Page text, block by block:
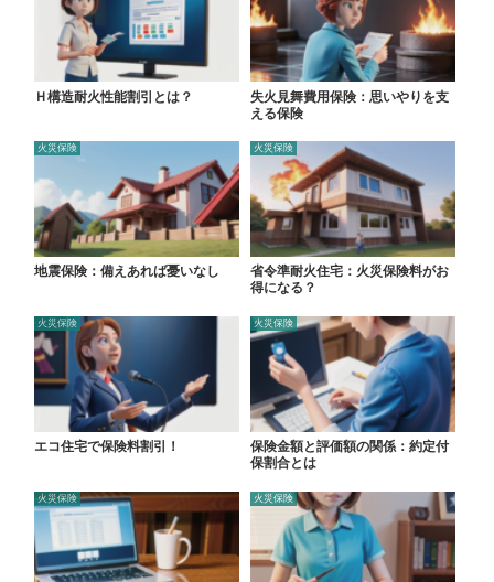
Ｈ構造耐火性能割引とは？
失火見舞費用保険：思いやりを支
える保険
火災保険
地震保険：備えあれば憂いなし
火災保険
省令準耐火住宅：火災保険料がお
得になる？
火災保険
エコ住宅で保険料割引！
火災保険
保険金額と評価額の関係：約定付
保割合とは
火災保険 火災保険